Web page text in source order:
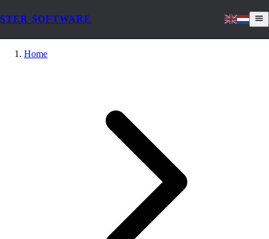
STER SOFTWARE
Home